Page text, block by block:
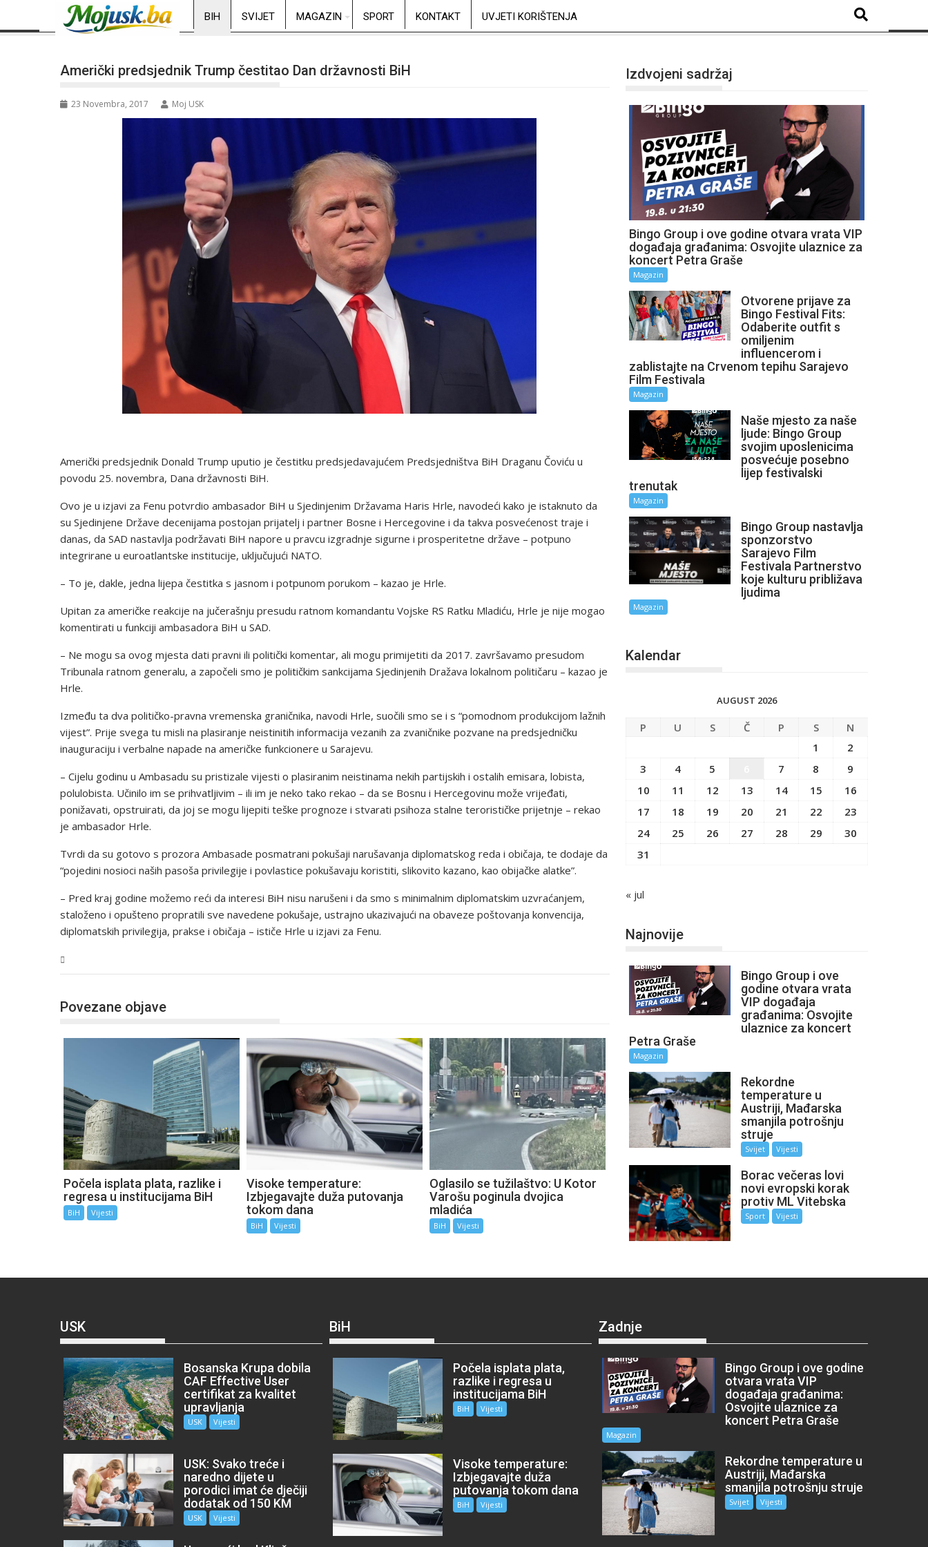
BIH SVIJET MAGAZIN SPORT KONTAKT UVJETI KORIŠTENJA
Američki predsjednik Trump čestitao Dan državnosti BiH
23 Novembra, 2017 Moj USK
Američki predsjednik Donald Trump uputio je čestitku predsjedavajućem Predsjedništva BiH Draganu Čoviću u
povodu 25. novembra, Dana državnosti BiH.
Ovo je u izjavi za Fenu potvrdio ambasador BiH u Sjedinjenim Državama Haris Hrle, navodeći kako je istaknuto da
su Sjedinjene Države decenijama postojan prijatelj i partner Bosne i Hercegovine i da takva posvećenost traje i
danas, da SAD nastavlja podržavati BiH napore u pravcu izgradnje sigurne i prosperitetne države – potpuno
integrirane u euroatlantske institucije, uključujući NATO.
– To je, dakle, jedna lijepa čestitka s jasnom i potpunom porukom – kazao je Hrle.
Upitan za američke reakcije na jučerašnju presudu ratnom komandantu Vojske RS Ratku Mladiću, Hrle je nije mogao
komentirati u funkciji ambasadora BiH u SAD.
– Ne mogu sa ovog mjesta dati pravni ili politički komentar, ali mogu primijetiti da 2017. završavamo presudom
Tribunala ratnom generalu, a započeli smo je političkim sankcijama Sjedinjenih Dražava lokalnom političaru – kazao je
Hrle.
Između ta dva političko-pravna vremenska graničnika, navodi Hrle, suočili smo se i s “pomodnom produkcijom lažnih
vijest”. Prije svega tu misli na plasiranje neistinitih informacija vezanih za zvaničnike pozvane na predsjedničku
inauguraciju i verbalne napade na američke funkcionere u Sarajevu.
– Cijelu godinu u Ambasadu su pristizale vijesti o plasiranim neistinama nekih partijskih i ostalih emisara, lobista,
polulobista. Učinilo im se prihvatljivim – ili im je neko tako rekao – da se Bosnu i Hercegovinu može vrijeđati,
ponižavati, opstruirati, da joj se mogu lijepiti teške prognoze i stvarati psihoza stalne terorističke prijetnje – rekao
je ambasador Hrle.
Tvrdi da su gotovo s prozora Ambasade posmatrani pokušaji narušavanja diplomatskog reda i običaja, te dodaje da
“pojedini nosioci naših pasoša privilegije i povlastice pokušavaju koristiti, slikovito kazano, kao obijačke alatke”.
– Pred kraj godine možemo reći da interesi BiH nisu narušeni i da smo s minimalnim diplomatskim uzvraćanjem,
staloženo i opušteno propratili sve navedene pokušaje, ustrajno ukazivajući na obaveze poštovanja konvencija,
diplomatskih privilegija, prakse i običaja – ističe Hrle u izjavi za Fenu.
Povezane objave
Počela isplata plata, razlike i
regresa u institucijama BiH
BiH Vijesti
Visoke temperature:
Izbjegavajte duža putovanja
tokom dana
BiH Vijesti
Oglasilo se tužilaštvo: U Kotor
Varošu poginula dvojica
mladića
BiH Vijesti
Izdvojeni sadržaj
Bingo Group i ove godine otvara vrata VIP
događaja građanima: Osvojite ulaznice za
koncert Petra Graše
Magazin
Otvorene prijave za
Bingo Festival Fits:
Odaberite outfit s
omiljenim
influencerom i
zablistajte na Crvenom tepihu Sarajevo
Film Festivala
Magazin
Naše mjesto za naše
ljude: Bingo Group
svojim uposlenicima
posvećuje posebno
lijep festivalski
trenutak
Magazin
Bingo Group nastavlja
sponzorstvo
Sarajevo Film
Festivala Partnerstvo
koje kulturu približava
ljudima
Magazin
Kalendar
AUGUST 2026
P U S Č P S
N
1
2
3
4 5 7 8
9
10
11 12 13 14 15
16
17
18 19 20 21 22
23
24
25 26 27 28 29
30
31
« jul
Najnovije
Bingo Group i ove
godine otvara vrata
VIP događaja
građanima: Osvojite
ulaznice za koncert
Petra Graše
Magazin
Rekordne
temperature u
Austriji, Mađarska
smanjila potrošnju
struje
Svijet Vijesti
Borac večeras lovi
novi evropski korak
protiv ML Vitebska
Sport Vijesti
USK
Bosanska Krupa dobila
CAF Effective User
certifikat za kvalitet
upravljanja
USK Vijesti
USK: Svako treće i
naredno dijete u
porodici imat će dječiji
dodatak od 150 KM
USK Vijesti
BiH
Počela isplata plata,
razlike i regresa u
institucijama BiH
BiH Vijesti
Visoke temperature:
Izbjegavajte duža
putovanja tokom dana
BiH Vijesti
Zadnje
Bingo Group i ove godine
otvara vrata VIP
događaja građanima:
Osvojite ulaznice za
koncert Petra Graše
Magazin
Rekordne temperature u
Austriji, Mađarska
smanjila potrošnju struje
Svijet Vijesti